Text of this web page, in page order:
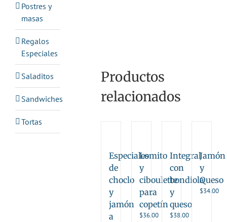
Productos
relacionados
Especiales
de
choclo
y
jamón
a
Lomito
y
ciboulette
para
copetín
$36.00
Integral
con
bondiola
y
queso
$38.00
Jamón
y
Queso
$34.00
Postres y
masas
Regalos
Especiales
Saladitos
Sandwiches
Tortas